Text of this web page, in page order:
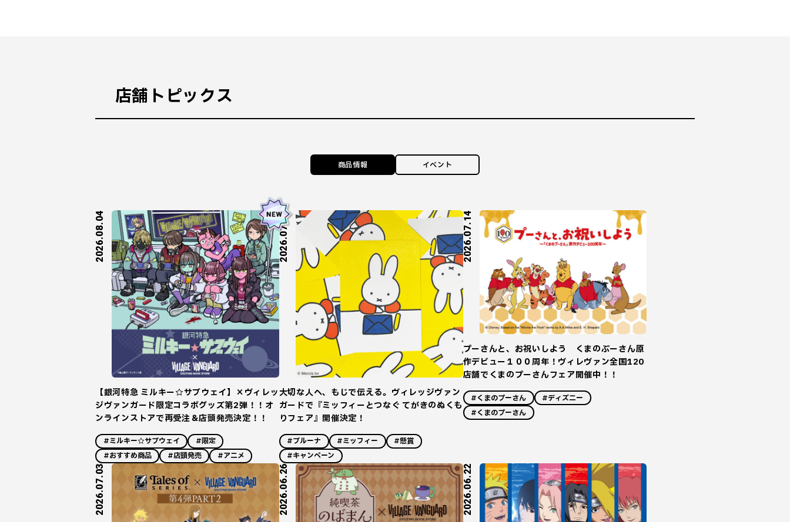
店舗トピックス
商品情報 イベント
2026.08.04
【銀河特急 ミルキー☆サブウェイ】×ヴィレッ
ジヴァンガード限定コラボグッズ第2弾！！オ
ンラインストアで再受注＆店頭発売決定！！
#ミルキー☆サブウェイ
#限定
#おすすめ商品
#店頭発売 #アニメ
2026.07.27
大切な人へ、もじで伝える。ヴィレッジヴァン
ガードで『ミッフィーとつなぐ てがきのぬくも
りフェア』開催決定！
#ブルーナ #ミッフィー
#懸賞
#キャンペーン
2026.07.14
プーさんと、お祝いしよう くまのぷーさん原
作デビュー１００周年！ヴィレヴァン全国120
店舗でくまのプーさんフェア開催中！！
#くまのプーさん
#ディズニー
#くまのプーさん
2026.07.03 2026.06.26 2026.06.22